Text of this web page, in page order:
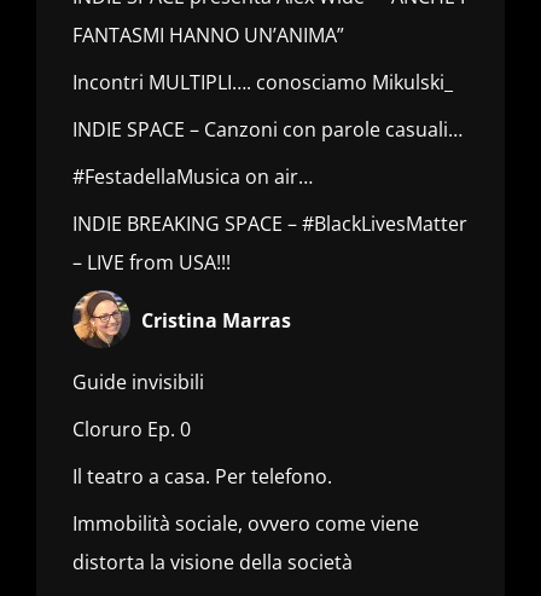
FANTASMI HANNO UN’ANIMA”
Incontri MULTIPLI…. conosciamo Mikulski_
INDIE SPACE – Canzoni con parole casuali…
#FestadellaMusica on air…
INDIE BREAKING SPACE – #BlackLivesMatter
– LIVE from USA!!!
Cristina Marras
Guide invisibili
Cloruro Ep. 0
Il teatro a casa. Per telefono.
Immobilità sociale, ovvero come viene
distorta la visione della società